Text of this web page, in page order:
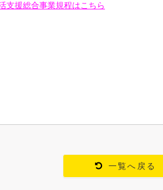
支援総合事業規程はこちら
一覧へ戻る